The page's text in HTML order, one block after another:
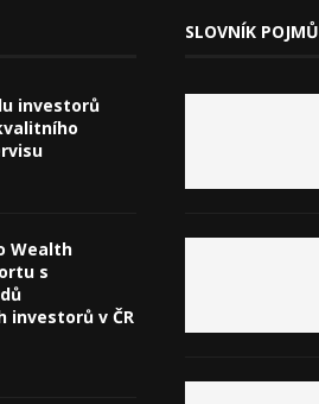
investorů
Wealth
s
investorů v ČR
SLOVNÍK POJMŮ